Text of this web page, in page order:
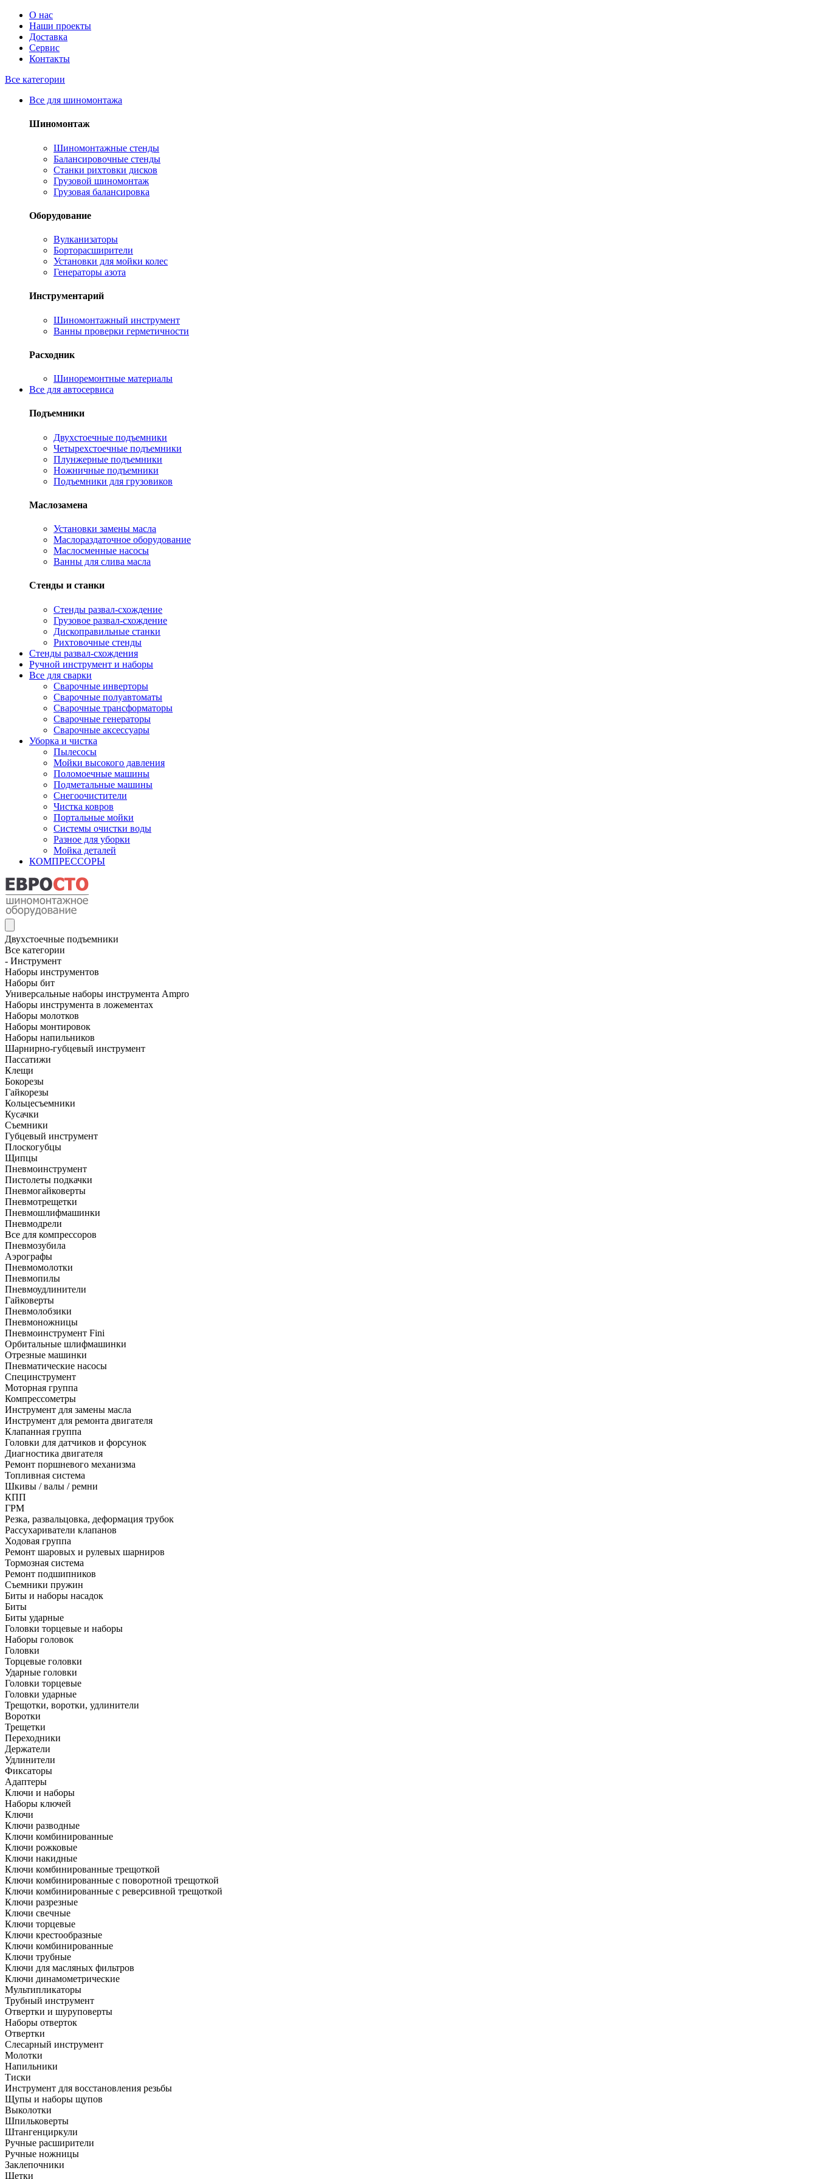
О нас
Наши проекты
Доставка
Сервис
Контакты
Все категории
Все для шиномонтажа
Шиномонтаж
Шиномонтажные стенды
Балансировочные стенды
Станки рихтовки дисков
Грузовой шиномонтаж
Грузовая балансировка
Оборудование
Вулканизаторы
Борторасширители
Установки для мойки колес
Генераторы азота
Инструментарий
Шиномонтажный инструмент
Ванны проверки герметичности
Расходник
Шиноремонтные материалы
Все для автосервиса
Подъемники
Двухстоечные подъемники
Четырехстоечные подъемники
Плунжерные подъемники
Ножничные подъемники
Подъемники для грузовиков
Маслозамена
Установки замены масла
Маслораздаточное оборудование
Маслосменные насосы
Ванны для слива масла
Стенды и станки
Стенды развал-схождение
Грузовое развал-схождение
Дископравильные станки
Рихтовочные стенды
Стенды развал-схождения
Ручной инструмент и наборы
Все для сварки
Сварочные инверторы
Сварочные полуавтоматы
Сварочные трансформаторы
Сварочные генераторы
Сварочные аксессуары
Уборка и чистка
Пылесосы
Мойки высокого давления
Поломоечные машины
Подметальные машины
Снегоочистители
Чистка ковров
Портальные мойки
Системы очистки воды
Разное для уборки
Мойка деталей
КОМПРЕССОРЫ
Двухстоечные подъемники
Все категории
- Инструмент
Наборы инструментов
Наборы бит
Универсальные наборы инструмента Ampro
Наборы инструмента в ложементах
Наборы молотков
Наборы монтировок
Наборы напильников
Шарнирно-губцевый инструмент
Пассатижи
Клещи
Бокорезы
Гайкорезы
Кольцесъемники
Кусачки
Съемники
Губцевый инструмент
Плоскогубцы
Щипцы
Пневмоинструмент
Пистолеты подкачки
Пневмогайковерты
Пневмотрещетки
Пневмошлифмашинки
Пневмодрели
Все для компрессоров
Пневмозубила
Аэрографы
Пневмомолотки
Пневмопилы
Пневмоудлинители
Гайковерты
Пневмолобзики
Пневмоножницы
Пневмоинструмент Fini
Орбитальные шлифмашинки
Отрезные машинки
Пневматические насосы
Специнструмент
Моторная группа
Компрессометры
Инструмент для замены масла
Инструмент для ремонта двигателя
Клапанная группа
Головки для датчиков и форсунок
Диагностика двигателя
Ремонт поршневого механизма
Топливная система
Шкивы / валы / ремни
КПП
ГРМ
Резка, развальцовка, деформация трубок
Рассухариватели клапанов
Ходовая группа
Ремонт шаровых и рулевых шарниров
Тормозная система
Ремонт подшипников
Съемники пружин
Биты и наборы насадок
Биты
Биты ударные
Головки торцевые и наборы
Наборы головок
Головки
Торцевые головки
Ударные головки
Головки торцевые
Головки ударные
Трещотки, воротки, удлинители
Воротки
Трещетки
Переходники
Держатели
Удлинители
Фиксаторы
Адаптеры
Ключи и наборы
Наборы ключей
Ключи
Ключи разводные
Ключи комбинированные
Ключи рожковые
Ключи накидные
Ключи комбинированные трещоткой
Ключи комбинированные с поворотной трещоткой
Ключи комбинированные с реверсивной трещоткой
Ключи разрезные
Ключи свечные
Ключи торцевые
Ключи крестообразные
Ключи комбинированные
Ключи трубные
Ключи для масляных фильтров
Ключи динамометрические
Мультипликаторы
Трубный инструмент
Отвертки и шуруповерты
Наборы отверток
Отвертки
Слесарный инструмент
Молотки
Напильники
Тиски
Инструмент для восстановления резьбы
Щупы и наборы щупов
Выколотки
Шпильковерты
Штангенциркули
Ручные расширители
Ручные ножницы
Заклепочники
Щетки